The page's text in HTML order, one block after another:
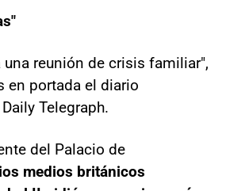
una reunión de crisis familiar",
en portada el diario
Telegraph.
del Palacio de
medios británicos